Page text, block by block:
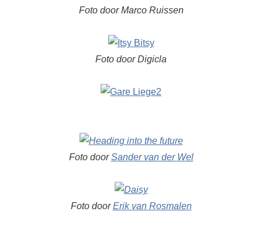
Foto door Marco Ruissen
Foto door Digicla
Foto doorSander van der Wel
Foto doorErik van Rosmalen